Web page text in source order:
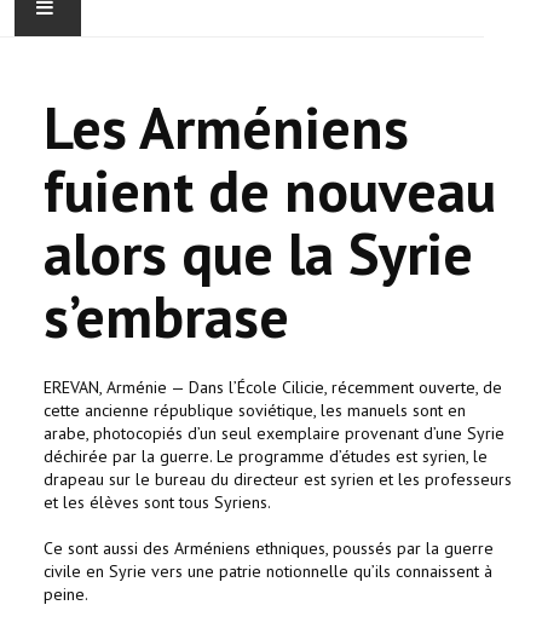
ACTUALITÉ
COMMUNAUTÉ
EVÉNEMENTS
🔔 ELECTIONS 2026 🗳️
LE CENTRE
CONTACT
Les Arméniens
fuient de nouveau
alors que la Syrie
s’embrase
EREVAN, Arménie — Dans l’École Cilicie, récemment ouverte, de
cette ancienne république soviétique, les manuels sont en
arabe, photocopiés d’un seul exemplaire provenant d’une Syrie
déchirée par la guerre. Le programme d’études est syrien, le
drapeau sur le bureau du directeur est syrien et les professeurs
et les élèves sont tous Syriens.
Ce sont aussi des Arméniens ethniques, poussés par la guerre
civile en Syrie vers une patrie notionnelle qu’ils connaissent à
peine.